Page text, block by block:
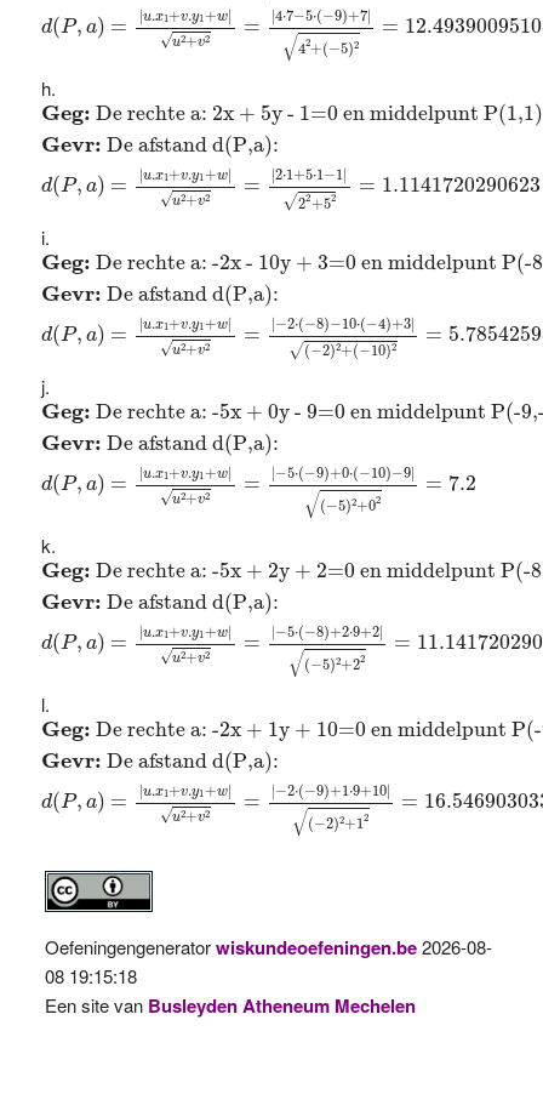
d(P, a) = |u.x1+v.y1+w|
√u2+v2 = |4⋅7−5⋅(−9)+7|
√42+(−5)2
=
Geg: De rechte a: 2x + 5y - 1=0 en middelpunt P(1,1)
Gevr: De afstand d(P,a):
d(P, a) = |u.x1+v.y1+w|
√u2+v2 = |2⋅1+5⋅1 −1 |
√22+52 = 1.1141720290623
Geg: De rechte a: 2x + 5y - 1=0 en middelpunt
Geg: De rechte a: -2x - 10y + 3=0 en middelpunt P(-
Gevr: De afstand d(P,a):
d(P, a) = |u.x1+v.y1+w|
√u2+v2 = |−2⋅(−8)−10⋅(−4)+3|
√(−2)2+(−10)2 =
Geg: De rechte a: -2x - 10y + 3=0 en middelpunt
Geg: De rechte a: -5x + 0y - 9=0 en middelpunt P(-
Gevr: De afstand d(P,a):
d(P, a) = |u.x1+v.y1+w|
√u2+v2 = |−5⋅(−9)+0⋅(−10)−9|
√(−5)2+02
= 7.2
Geg: De rechte a: -5x + 0y - 9=0 en middelpunt P(-
Geg: De rechte a: -5x + 2y + 2=0 en middelpunt P(-
Gevr: De afstand d(P,a):
d(P, a) = |u.x1+v.y1+w|
√u2+v2 = |−5⋅(−8)+2⋅9+2|
√(−5)2+22
=
Geg: De rechte a: -5x + 2y + 2=0 en middelpunt P(-
Geg: De rechte a: -2x + 1y + 10=0 en middelpunt
Gevr: De afstand d(P,a):
d(P, a) = |u.x1+v.y1+w|
√u2+v2 = |−2⋅(−9)+1 ⋅9+10|
√(−2)2+12
=
Geg: De rechte a: -2x + 1y + 10=0 en middelpunt
Oefeningengeneratorwiskundeoefeningen.be2026-08-
08 19:15:18
Een site van Busleyden Atheneum Mechelen